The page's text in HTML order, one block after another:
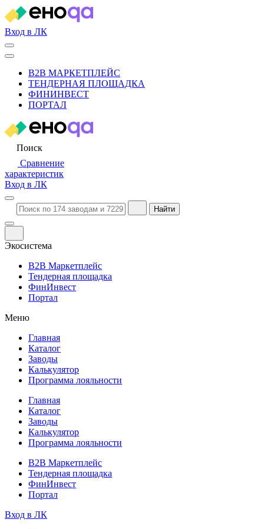
Вход в ЛК
B2B МАРКЕТПЛЕЙС
ТЕНДЕРНАЯ ПЛОЩАДКА
ФИНИНВЕСТ
ПОРТАЛ
Поиск
Сравнение
характеристик
Вход в ЛК
Найти
Экосистема
B2B Маркетплейс
Тендерная площадка
ФинИнвест
Портал
Меню
Главная
Каталог
Заводы
Калькулятор
Программа лояльности
Главная
Каталог
Заводы
Калькулятор
Программа лояльности
B2B Маркетплейс
Тендерная площадка
ФинИнвест
Портал
Вход в ЛК